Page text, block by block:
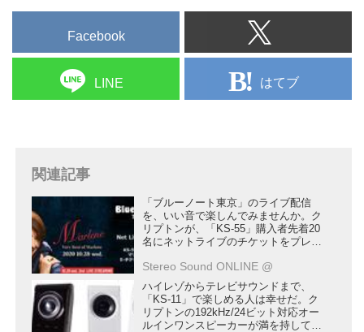
Facebook
LINE はてブ
関連記事
「ブルーノート東京」のライブ配信
を、いい音で楽しんでみませんか。ク
リプトンが、「KS-55」購入者先着20
名にネットライブのチケットをプレゼ
Stereo Sound ONLINE @
ハイレゾからテレビサウンドまで、
「KS-11」で楽しめる人は幸せだ。ク
リプトンの192kHz/24ビット対応オー
ルインワンスピーカーが満を持しての